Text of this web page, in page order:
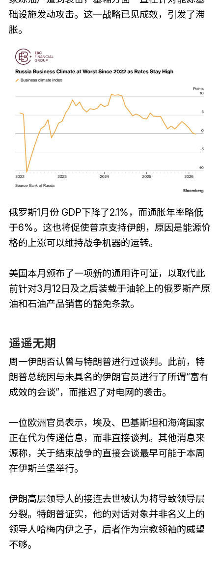
础设施发动攻击。这一战略已见成效，引发了滞
胀。
俄罗斯1月份 GDP下降了2.1%，而通胀年率略低
于6%。这也将促使普京支持伊朗，原因是能源价
格的上涨可以维持战争机器的运转。
美国本月颁布了一项新的通用许可证，以取代此
前针对3月12日及之后装载于油轮上的俄罗斯产原
油和石油产品销售的豁免条款。
遥遥无期
周一伊朗否认曾与特朗普进行过谈判。此前，特
朗普总统因与未具名的伊朗官员进行了所谓“富有
成效的会谈”，而推迟了对电网的袭击。
一位欧洲官员表示，埃及、巴基斯坦和海湾国家
正在代为传递信息，而非直接谈判。其他消息来
源称，关于结束战争的直接会谈最早可能于本周
在伊斯兰堡举行。
伊朗高层领导人的接连去世被认为将导致领导层
分裂。特朗普证实，他的对话对象并非名义上的
领导人哈梅内伊之子，后者作为宗教领袖的威望
不够。